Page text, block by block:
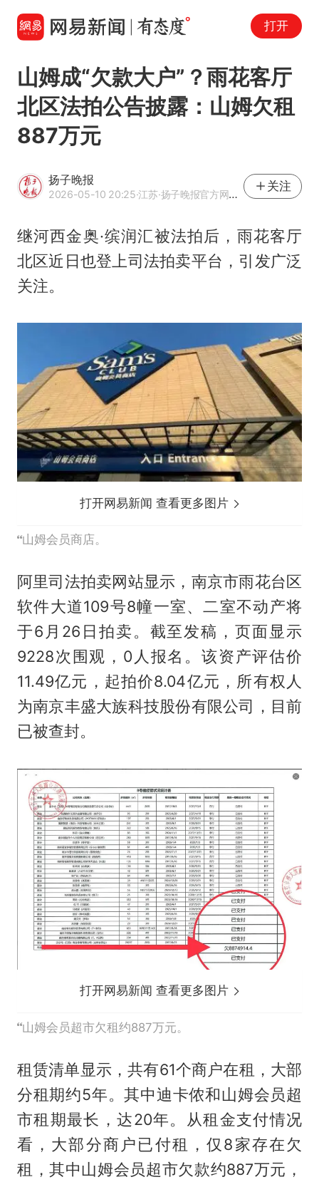
打开
山姆成“欠款大户”？雨花客厅
北区法拍公告披露：山姆欠租
887万元
扬子晚报
2026-05-10 20:25·江苏·扬子晚报官方网易号
关注
继河西金奥·缤润汇被法拍后，雨花客厅
北区近日也登上司法拍卖平台，引发广泛
关注。
打开网易新闻 查看更多图片
山姆会员商店。
阿里司法拍卖网站显示，南京市雨花台区
软件大道109号8幢一室、二室不动产将
于6月26日拍卖。截至发稿，页面显示
9228次围观，0人报名。该资产评估价
11.49亿元，起拍价8.04亿元，所有权人
为南京丰盛大族科技股份有限公司，目前
已被查封。
打开网易新闻 查看更多图片
山姆会员超市欠租约887万元。
租赁清单显示，共有61个商户在租，大部
分租期约5年。其中迪卡侬和山姆会员超
市租期最长，达20年。从租金支付情况
看，大部分商户已付租，仅8家存在欠
租，其中山姆会员超市欠款约887万元，